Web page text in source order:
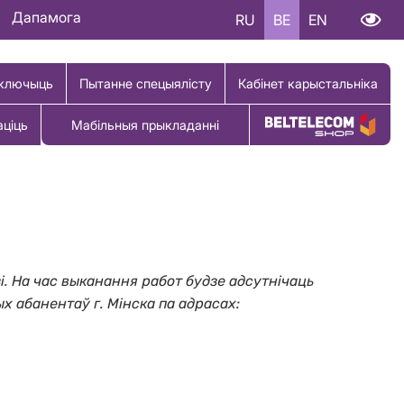
Дапамога RU BE EN
Пытанне спецыялісту Кабінет карыстальніка
Мабільныя прыкладанні Купіць тавар
На час выканання работ будзе адсутнічаць
абанентаў г. Мінска па адрасах: